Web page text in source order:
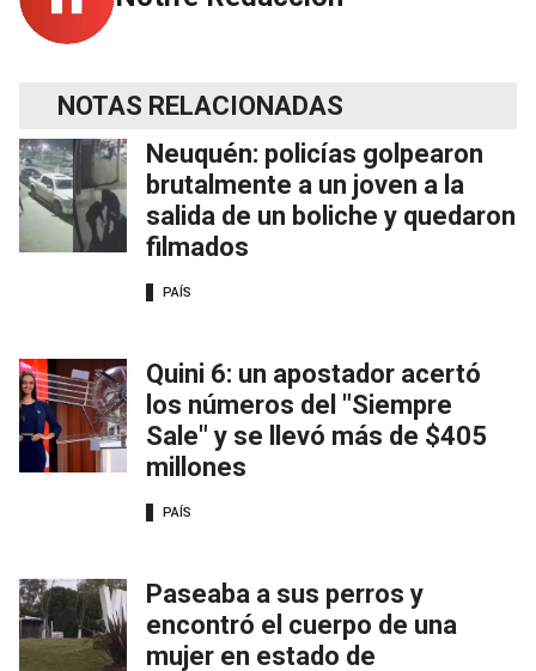
NOTAS RELACIONADAS
Neuquén: policías golpearon
brutalmente a un joven a la
salida de un boliche y quedaron
filmados
PAÍS
Quini 6: un apostador acertó
los números del "Siempre
Sale" y se llevó más de $405
millones
PAÍS
Paseaba a sus perros y
encontró el cuerpo de una
mujer en estado de